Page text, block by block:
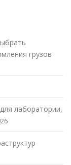
грузов
лаборатории,